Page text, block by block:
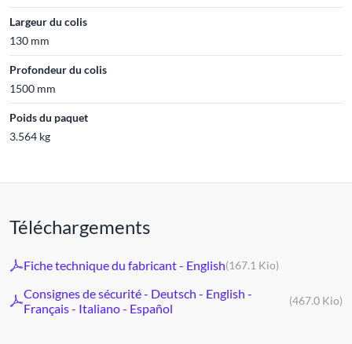
Largeur du colis
130 mm
Profondeur du colis
1500 mm
Poids du paquet
3.564 kg
Téléchargements
Fiche technique du fabricant - English(167.1 Kio)
Consignes de sécurité - Deutsch - English -
Français - Italiano - Español
(467.0 Kio)